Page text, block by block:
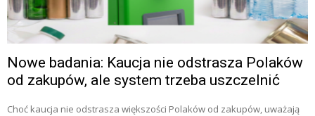
Nowe badania: Kaucja nie odstrasza Polaków
od zakupów, ale system trzeba uszczelnić
Choć kaucja nie odstrasza większości Polaków od zakupów, uważają